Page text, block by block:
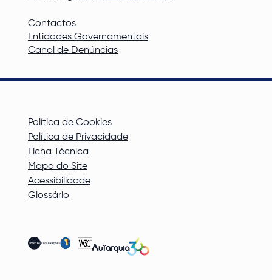
Contactos
Entidades Governamentais
Canal de Denúncias
Política de Cookies
Política de Privacidade
Ficha Técnica
Mapa do Site
Acessibilidade
Glossário